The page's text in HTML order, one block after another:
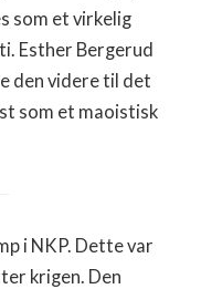
som et virkelig
Esther Bergerud
den videre til det
som et maoistisk
i NKP. Dette var
krigen. Den